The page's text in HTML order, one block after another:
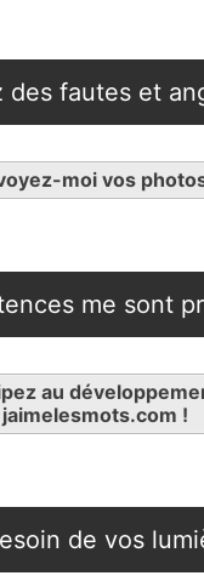
des fautes et
moi vos
me sont
au
jaimelesmots.com !
de vos